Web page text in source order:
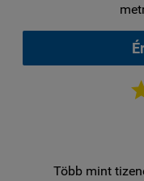
Több mint